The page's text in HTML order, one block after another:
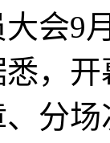
会9
，
分